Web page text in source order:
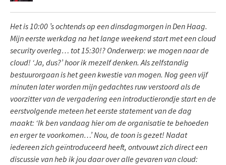
Het is 10:00 ’s ochtends op een dinsdagmorgen in Den Haag.
Mijn eerste werkdag na het lange weekend start met een cloud
security overleg… tot 15:30!? Onderwerp: we mogen naar de
cloud! ‘Ja, dus?’ hoor ik mezelf denken. Als zelfstandig
bestuurorgaan is het geen kwestie van mogen. Nog geen vijf
minuten later worden mijn gedachtes ruw verstoord als de
voorzitter van de vergadering een introductierondje start en de
eerstvolgende meteen het eerste statement van de dag
maakt: ‘Ik ben vandaag hier om de organisatie te behoeden
en erger te voorkomen…’ Nou, de toon is gezet! Nadat
iedereen zich geïntroduceerd heeft, ontvouwt zich direct een
discussie van heb ik jou daar over alle gevaren van cloud: